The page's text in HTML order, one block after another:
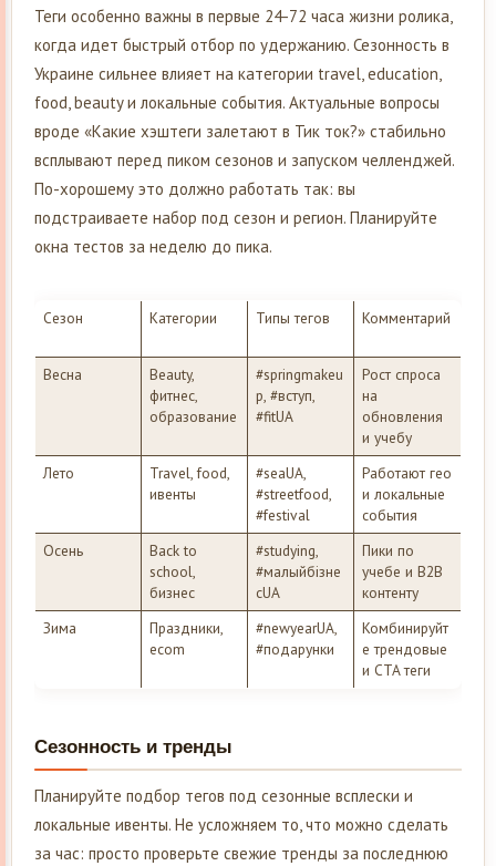
Теги особенно важны в первые 24-72 часа жизни ролика,
когда идет быстрый отбор по удержанию. Сезонность в
Украине сильнее влияет на категории travel, education,
food, beauty и локальные события. Актуальные вопросы
вроде «Какие хэштеги залетают в Тик ток?» стабильно
всплывают перед пиком сезонов и запуском челленджей.
По-хорошему это должно работать так: вы
подстраиваете набор под сезон и регион. Планируйте
окна тестов за неделю до пика.
Сезон Категории Типы тегов Комментарий
Весна
Beauty,
фитнес,
образование
#springmakeu
p, #вступ,
#fitUA
Рост спроса
на
обновления
и учебу
Лето
Travel, food,
ивенты
#seaUA,
#streetfood,
#festival
Работают гео
и локальные
события
Осень
Back to
school,
бизнес
#studying,
#малыйбізне
сUA
Пики по
учебе и B2B
контенту
Зима
Праздники,
ecom
#newyearUA,
#подарунки
Комбинируйт
е трендовые
и CTA теги
Сезонность и тренды
Планируйте подбор тегов под сезонные всплески и
локальные ивенты. Не усложняем то, что можно сделать
за час: просто проверьте свежие тренды за последнюю